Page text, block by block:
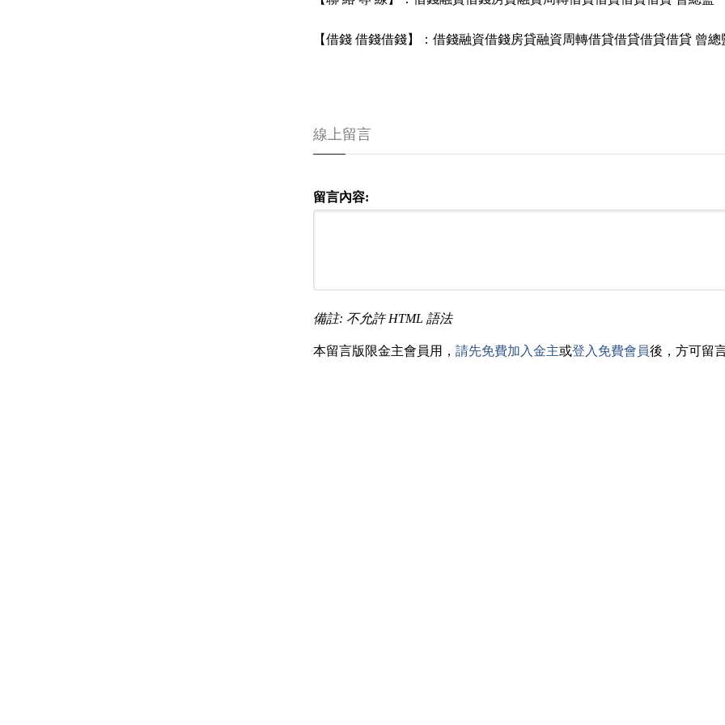
【借錢 借錢借錢】：借錢融資借錢房貸融資周轉借貸借貸借貸借貸 曾總
線上留言
留言內容:
備註: 不允許 HTML 語法
本留言版限金主會員用， 請先免費加入金主或登入免費會員後，方可留